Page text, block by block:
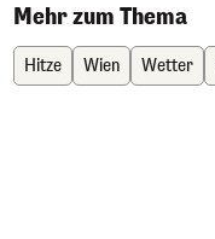
Mehr zum Thema
Hitze Wien Wetter